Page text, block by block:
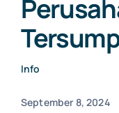
Info
September 8, 2024